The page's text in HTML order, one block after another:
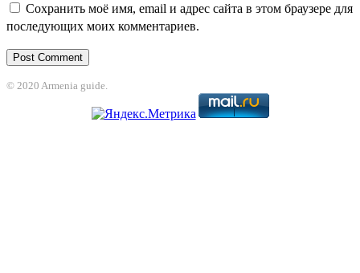
Сохранить моё имя, email и адрес сайта в этом браузере для
последующих моих комментариев.
© 2020 Armenia guide.